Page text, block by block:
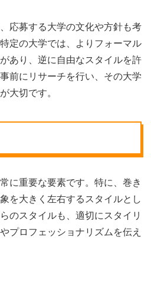
応募する大学の文化や方針も考
定の大学では、よりフォーマル
あり、逆に自由なスタイルを許
前にリサーチを行い、その大学
大切です。
に重要な要素です。特に、巻き
を大きく左右するスタイルとし
のスタイルも、適切にスタイリ
プロフェッショナリズムを伝え